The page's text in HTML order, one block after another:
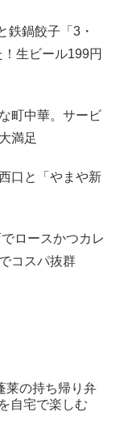
鉄鍋餃子「3・
生ビール199円
町中華。サービ
満足
口と「やまや新
ロースかつカレ
コスパ抜群
莱の持ち帰り弁
自宅で楽しむ